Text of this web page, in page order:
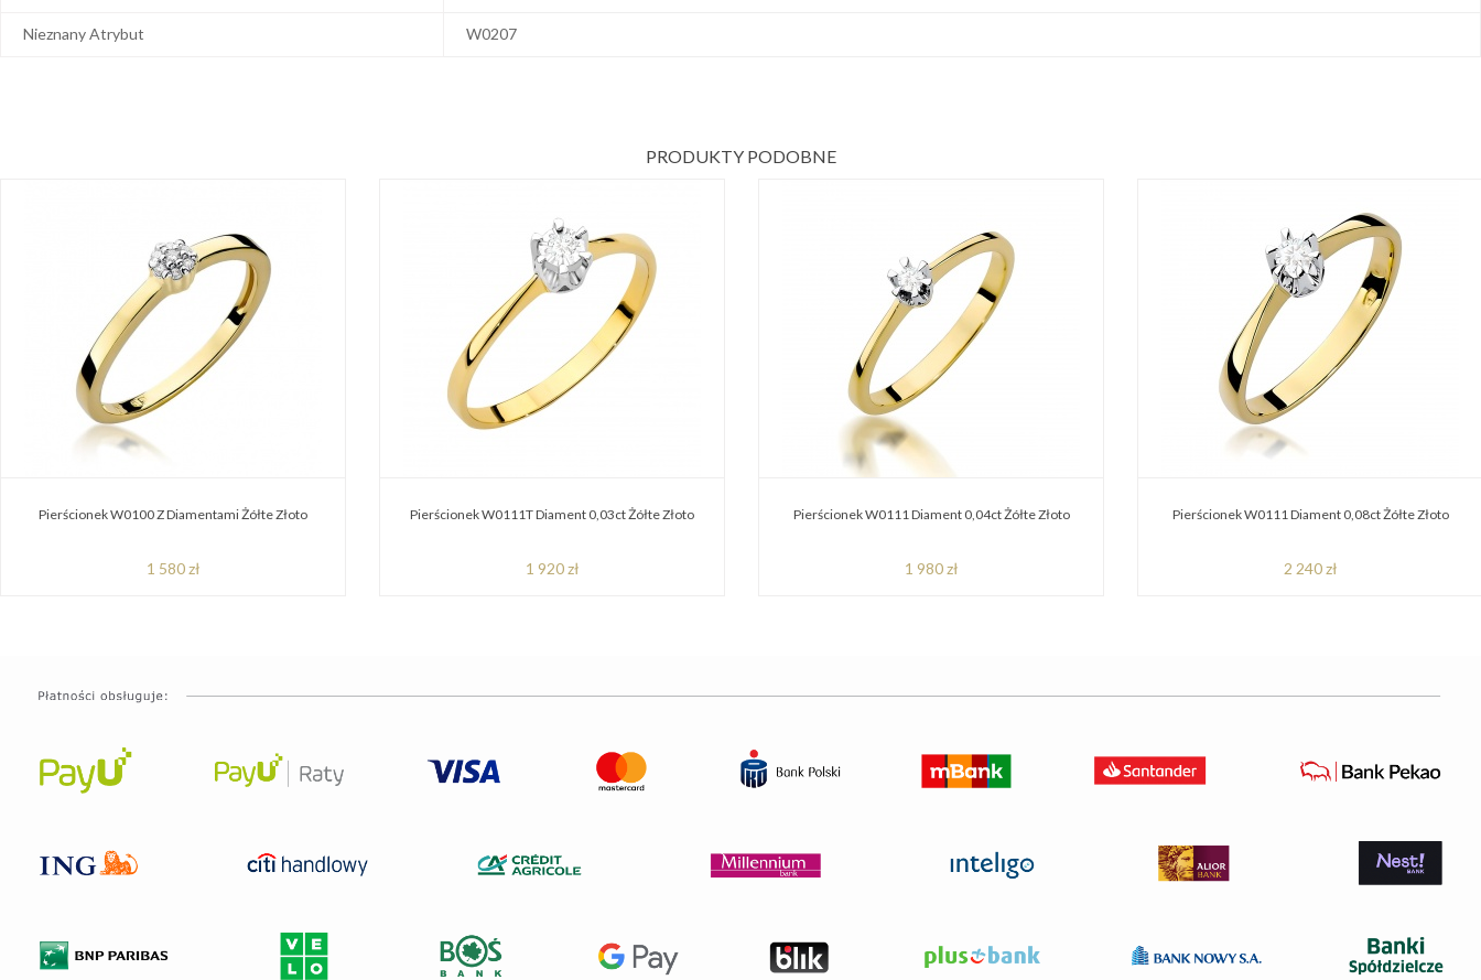
Nieznany Atrybut W0207
PRODUKTY PODOBNE
Pierścionek W0100 Z Diamentami Żółte Złoto
1 580 zł
Pierścionek W0111T Diament 0,03ct Żółte Złoto
1 920 zł
Pierścionek W0111 Diament 0,04ct Żółte Złoto
1 980 zł
Pierścionek W0111 Diament 0,08ct Żółte Złoto
2 240 zł